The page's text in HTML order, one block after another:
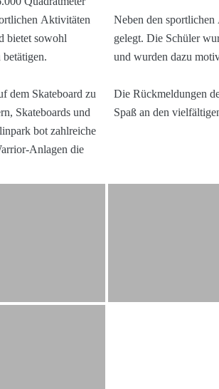
Aktivitäten
bietet sowohl
dem Skateboard zu
Skateboards und
bot zahlreiche
Anlagen die
Neben den
gelegt. Die Schüler
und wurden dazu
Die Rückmeldungen
Spaß an den